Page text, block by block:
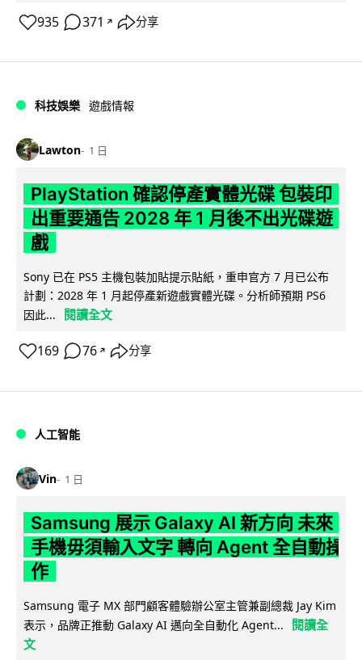
935 371 ↗ 分享
科技娛樂 遊戲情報
Lawton 1 日
PlayStation 確認停產實體光碟 包裝印
出重要通告 2028 年 1 月後不出光碟遊
戲
Sony 已在 PS5 主機包裝加貼提示貼紙，重申官方 7 月已公布
計劃：2028 年 1 月起停產新遊戲實體光碟。分析師預期 PS6
因此...
閱讀全文
169 76 ↗ 分享
人工智能
Vin 1 日
Samsung 展示 Galaxy AI 新方向 未來
手機毋須輸入文字 轉向 Agent 全自動操
作
Samsung 電子 MX 部門顧客體驗辦公室主管兼副總裁 Jay Kim
表示，品牌正推動 Galaxy AI 邁向全自動化 Agent...
閱讀全
文